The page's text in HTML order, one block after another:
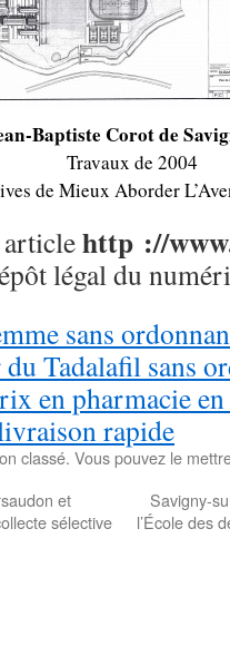
Baptiste Corot de
Travaux de 2004
de Mieux Aborder
http ://
légal du
sans
Tadalafil sans
en pharmacie en
rapide
classé. Vous pouvez le
et
sélective
Savigny-
l’École des